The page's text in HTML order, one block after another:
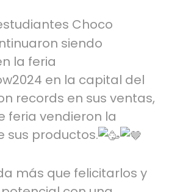
Choco
siendo
la feria
en la capital del
records en sus ventas,
feria vendieron la
sus productos.
más que felicitarlos y